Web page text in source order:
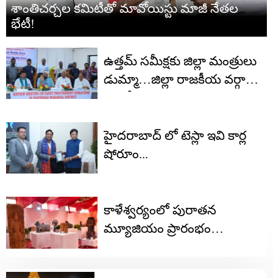
శాంతిచర్చల కమిటీతో మావోయిస్టు మాజీ నేతల
భేటీ!
ఉత్తమ్ సమీక్షకు జిల్లా మంత్రులు
డుమ్మా…జిల్లా రాజకీయ వర్గాల్లో
హైదరాబాద్ లో టెస్లా ఇవి కార్ల
షోరూం...
కాళేశ్వర్యంలో పురాతన
మ్యూజియం ప్రారంభం